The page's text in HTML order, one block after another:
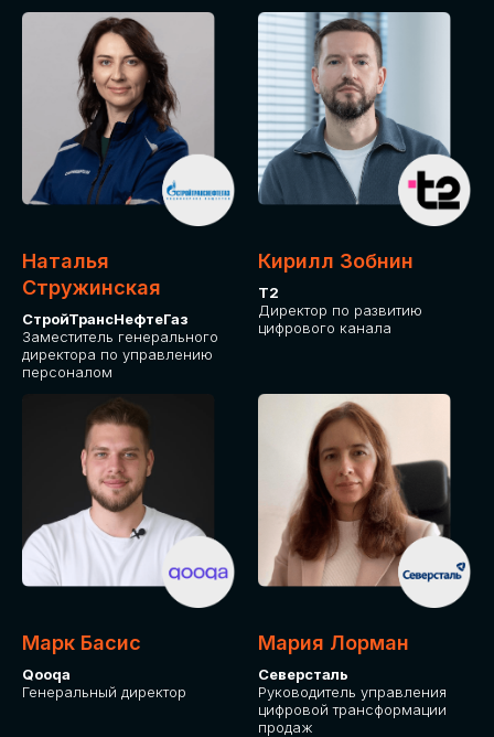
Наталья
Стружинская
СтройТрансНефтеГаз
Заместитель генерального
директора по управлению
персоналом
Кирилл Зобнин
Т2
Директор по развитию
цифрового канала
Марк Басис
Qooqa
Генеральный директор
Мария Лорман
Северсталь
Руководитель управления
цифровой трансформации
продаж
Приглашаем стать спикером GLOBAL
TECH FORUM и поделиться своим
опытом и экспертизой. Будем рады
сотрудничеству!
СТАТЬ
СПИКЕРОМ
IT Solutions for Business
СРЕДИ ПАРТНЕРОВ
МЕРОПРИЯТИЯ